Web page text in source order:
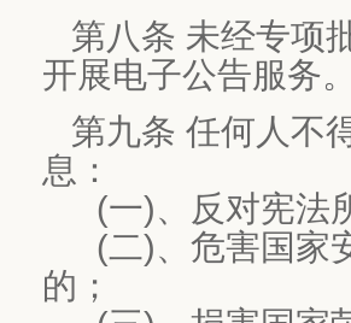
第八条 未经专项
开展电子公告服务。
第九条 任何人不
息：
(一)、反对宪法
(二)、危害国家
的；